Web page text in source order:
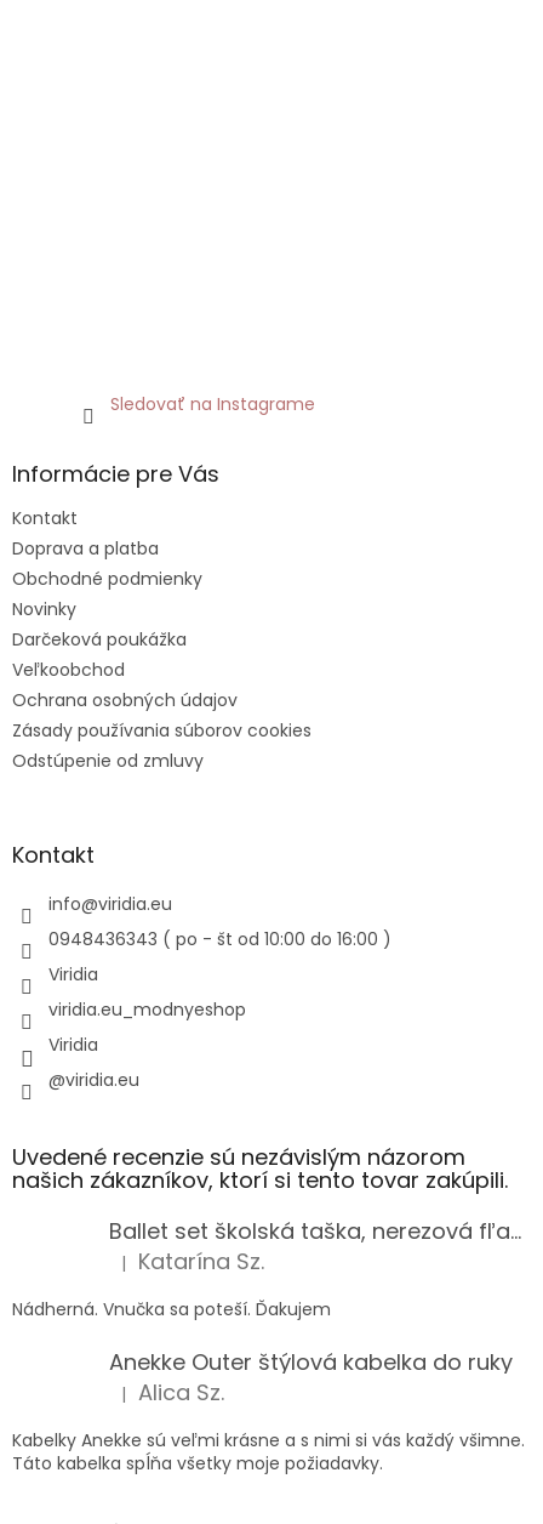
Sledovať na Instagrame
Informácie pre Vás
Kontakt
Doprava a platba
Obchodné podmienky
Novinky
Darčeková poukážka
Veľkoobchod
Ochrana osobných údajov
Zásady používania súborov cookies
Odstúpenie od zmluvy
Kontakt
info@viridia.eu
0948436343 ( po - št od 10:00 do 16:00 )
Viridia
viridia.eu_modnyeshop
Viridia
@viridia.eu
Uvedené recenzie sú nezávislým názorom
našich zákazníkov, ktorí si tento tovar zakúpili.
Ballet set školská taška, nerezová fľaša a plný peračník s motívom baletky pre dievča
Hodnotenie produktu je 5 z 5 hviezdičiek.
| Katarína Sz.
Nádherná. Vnučka sa poteší. Ďakujem
Anekke Outer štýlová kabelka do ruky
Hodnotenie produktu je 5 z 5 hviezdičiek.
| Alica Sz.
Kabelky Anekke sú veľmi krásne a s nimi si vás každý všimne.
Táto kabelka spĺňa všetky moje požiadavky.